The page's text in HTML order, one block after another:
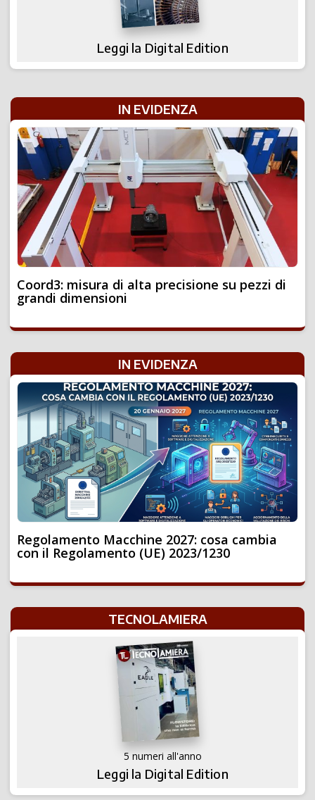
Leggi la Digital Edition
IN EVIDENZA
Coord3: misura di alta precisione su pezzi di
grandi dimensioni
IN EVIDENZA
Regolamento Macchine 2027: cosa cambia
con il Regolamento (UE) 2023/1230
TECNOLAMIERA
5 numeri all'anno
Leggi la Digital Edition